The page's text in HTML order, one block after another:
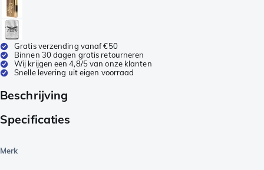
Gratis verzending vanaf €50
Binnen 30 dagen gratis retourneren
Wij krijgen een 4,8/5 van onze klanten
Snelle levering uit eigen voorraad
Beschrijving
Specificaties
Merk